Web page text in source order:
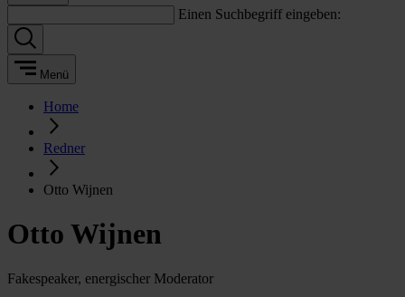
Einen Suchbegriff eingeben:
Menü
Home
Redner
Otto Wijnen
Otto Wijnen
Fakespeaker, energischer Moderator